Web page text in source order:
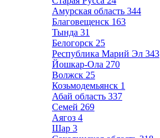
Амурская область 344
Благовещенск 163
Тында 31
Белогорск 25
Республика Марий Эл 343
Йошкар-Ола 270
Волжск 25
Козьмодемьянск 1
Абай область 337
Семей 269
Аягоз 4
Шар 3